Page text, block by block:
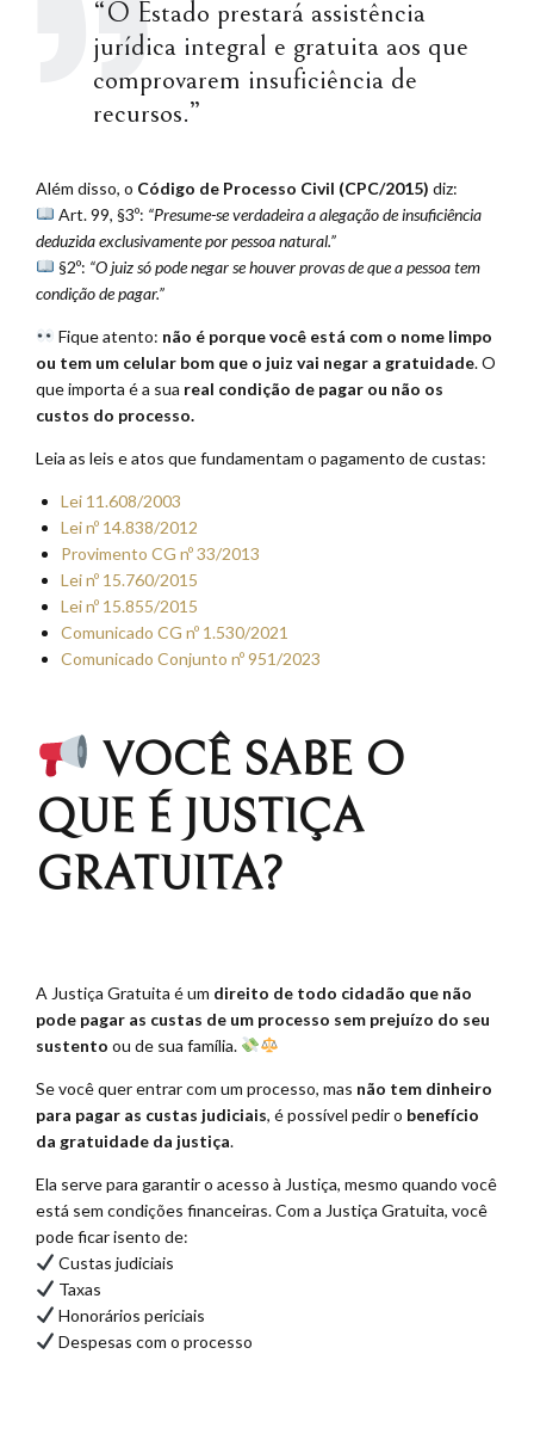
“O Estado prestará assistência
jurídica integral e gratuita aos que
comprovarem insuficiência de
recursos.”
Além disso, o Código de Processo Civil (CPC/2015) diz:
Art. 99, §3º: “Presume-se verdadeira a alegação de insuficiência
deduzida exclusivamente por pessoa natural.”
§2º: “O juiz só pode negar se houver provas de que a pessoa tem
condição de pagar.”
Fique atento: não é porque você está com o nome limpo
ou tem um celular bom que o juiz vai negar a gratuidade. O
que importa é a sua real condição de pagar ou não os
custos do processo.
Leia as leis e atos que fundamentam o pagamento de custas:
Lei 11.608/2003
Lei nº 14.838/2012
Provimento CG nº 33/2013
Lei nº 15.760/2015
Lei nº 15.855/2015
Comunicado CG nº 1.530/2021
Comunicado Conjunto nº 951/2023
VOCÊ SABE O
QUE É JUSTIÇA
GRATUITA?
A Justiça Gratuita é um direito de todo cidadão que não
pode pagar as custas de um processo sem prejuízo do seu
sustento ou de sua família.
Se você quer entrar com um processo, mas não tem dinheiro
para pagar as custas judiciais, é possível pedir o benefício
da gratuidade da justiça.
Ela serve para garantir o acesso à Justiça, mesmo quando você
está sem condições financeiras. Com a Justiça Gratuita, você
pode ficar isento de:
Custas judiciais
Taxas
Honorários periciais
Despesas com o processo